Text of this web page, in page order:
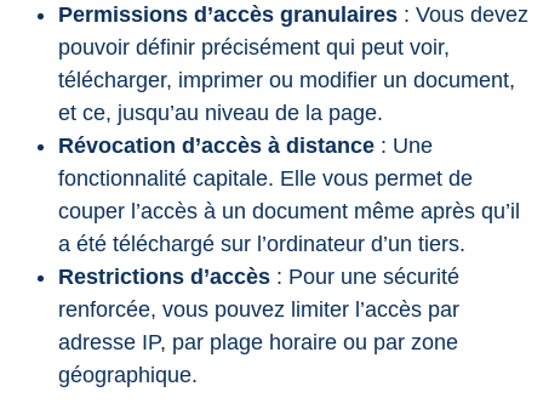
Permissions d’accès granulaires : Vous devez
pouvoir définir précisément qui peut voir,
télécharger, imprimer ou modifier un document,
et ce, jusqu’au niveau de la page.
Révocation d’accès à distance : Une
fonctionnalité capitale. Elle vous permet de
couper l’accès à un document même après qu’il
a été téléchargé sur l’ordinateur d’un tiers.
Restrictions d’accès : Pour une sécurité
renforcée, vous pouvez limiter l’accès par
adresse IP, par plage horaire ou par zone
géographique.